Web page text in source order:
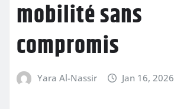
mobilité sans
compromis
Yara Al-Nassir Jan 16, 2026